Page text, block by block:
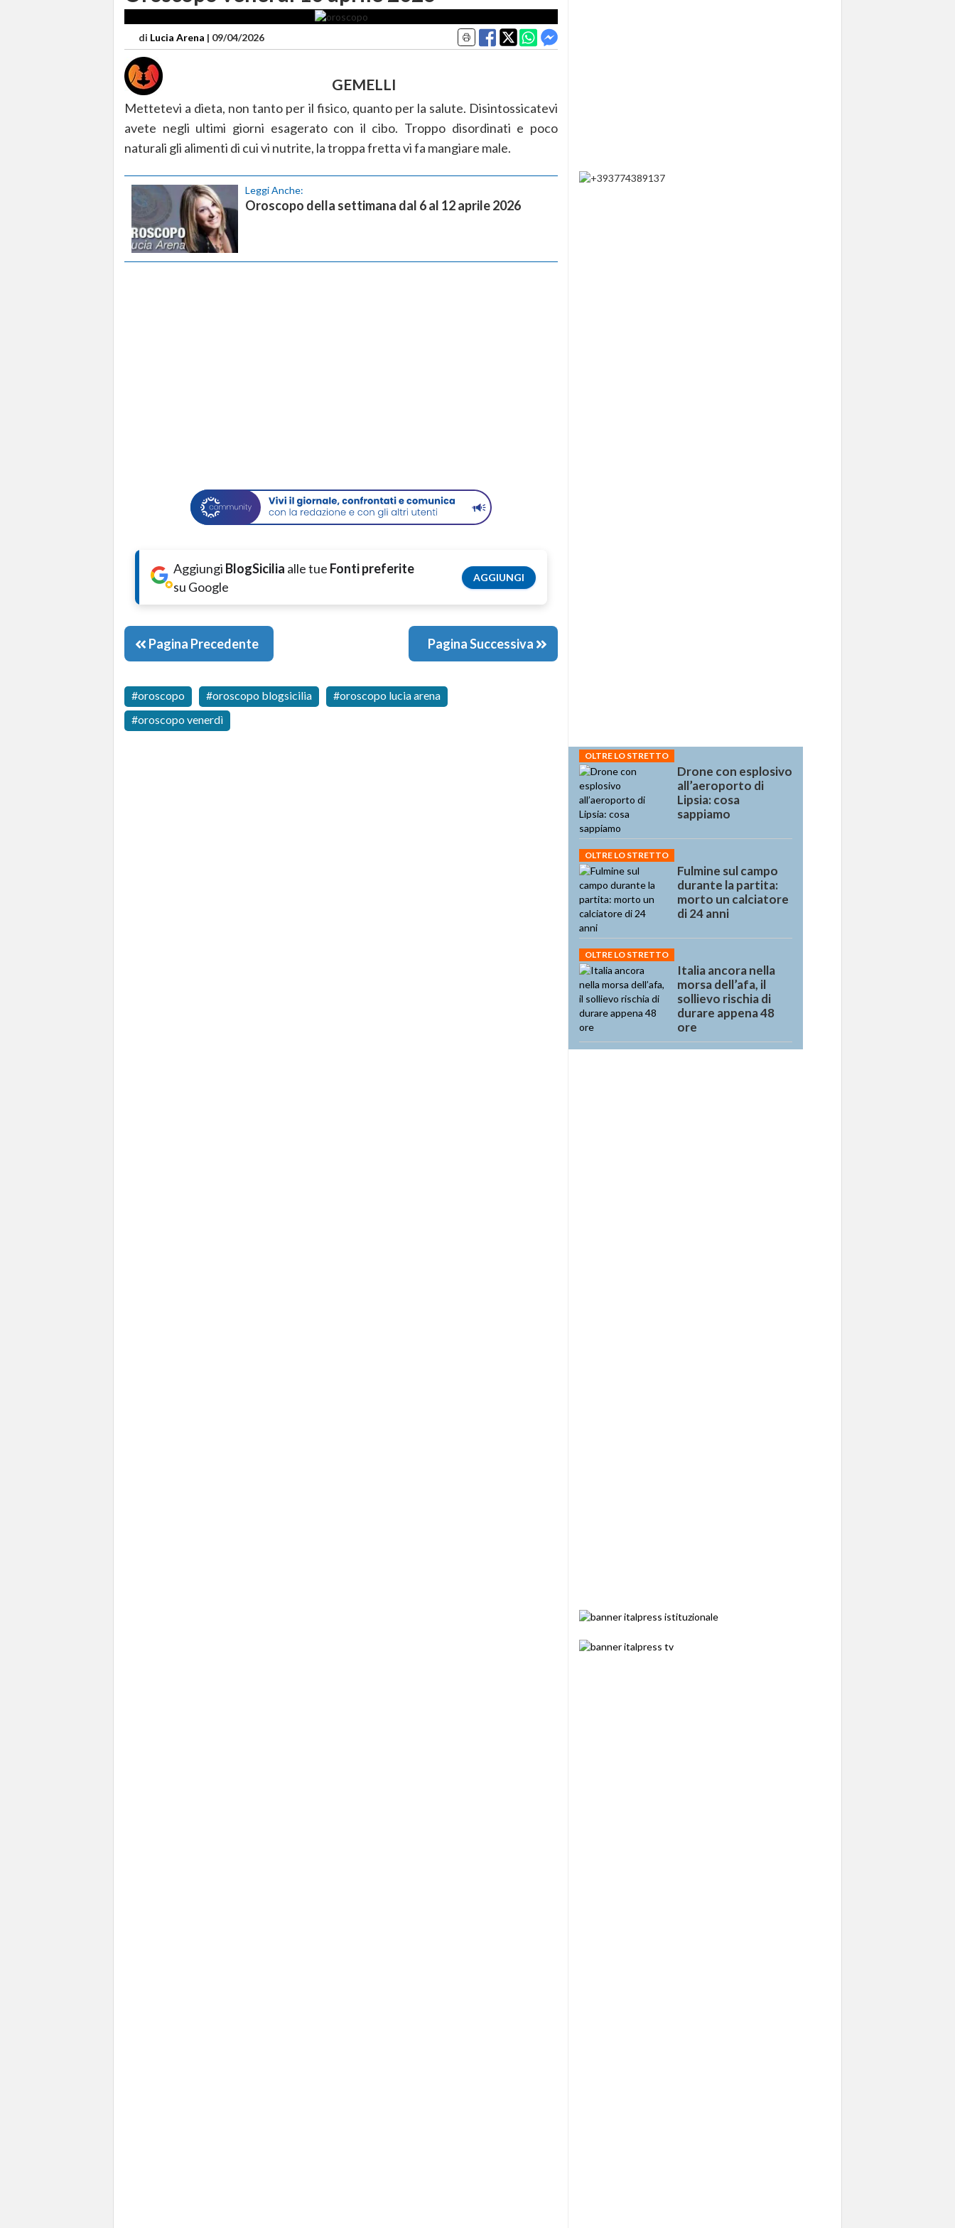
di Lucia Arena | 09/04/2026
GEMELLI
Mettetevi a dieta, non tanto per il fisico, quanto per la salute. Disintossicatevi
avete negli ultimi giorni esagerato con il cibo. Troppo disordinati e poco
naturali gli alimenti di cui vi nutrite, la troppa fretta vi fa mangiare male.
Leggi Anche:
Oroscopo della settimana dal 6 al 12 aprile 2026
Aggiungi BlogSicilia alle tue Fonti preferite
su Google
AGGIUNGI
Pagina Precedente Pagina Successiva
oroscopo oroscopo blogsicilia
oroscopo lucia arena
oroscopo venerdì
OLTRE LO STRETTO
Drone con esplosivo
all’aeroporto di
Lipsia: cosa
sappiamo
OLTRE LO STRETTO
Fulmine sul campo
durante la partita:
morto un calciatore
di 24 anni
OLTRE LO STRETTO
Italia ancora nella
morsa dell’afa, il
sollievo rischia di
durare appena 48
ore